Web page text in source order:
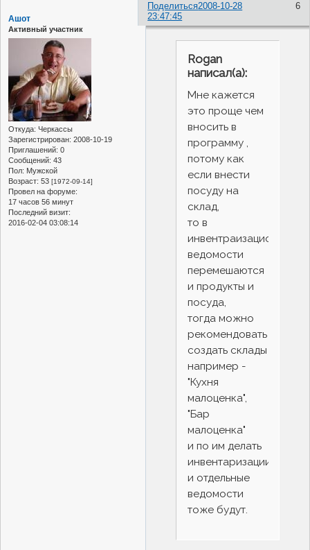
Поделиться 6
2008-10-28
23:47:45
Ашот
Активный участник
Откуда: Черкассы
Зарегистрирован: 2008-10-19
Приглашений: 0
Сообщений: 43
Пол: Мужской
Возраст: 53 [1972-09-14]
Провел на форуме:
17 часов 56 минут
Последний визит:
2016-02-04 03:08:14
Rogan
написал(а):
Мне кажется
это проще чем
вносить в
программу ,
потому как
если внести
посуду на
склад,
то в
инвентраизационной
ведомости
перемешаются
и продукты и
посуда,
тогда можно
рекомендовать
создать склады
например -
"Кухня
малоценка",
"Бар
малоценка"
и по им делать
инвентаризации
и отдельные
ведомости
тоже будут.